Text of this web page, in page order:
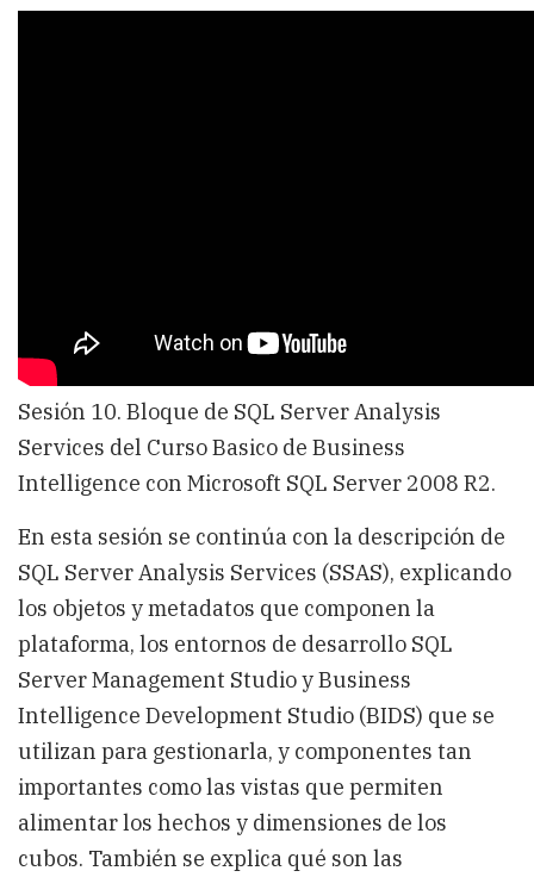
Sesión 10. Bloque de SQL Server Analysis
Services del Curso Basico de Business
Intelligence con Microsoft SQL Server 2008 R2.
En esta sesión se continúa con la descripción de
SQL Server Analysis Services (SSAS), explicando
los objetos y metadatos que componen la
plataforma, los entornos de desarrollo SQL
Server Management Studio y Business
Intelligence Development Studio (BIDS) que se
utilizan para gestionarla, y componentes tan
importantes como las vistas que permiten
alimentar los hechos y dimensiones de los
cubos. También se explica qué son las